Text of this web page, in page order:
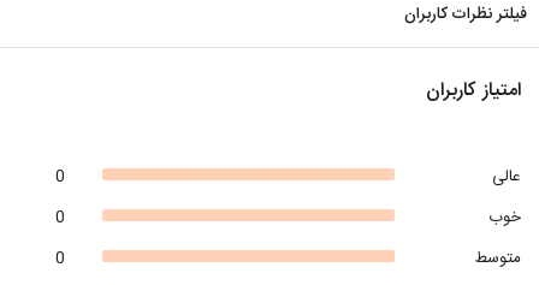
فیلتر نظرات کاربران
امتیاز کاربران
0
عالی
0
خوب
0
متوسط